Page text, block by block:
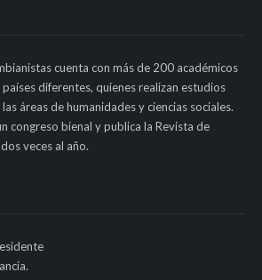
cuenta con más de 200 académicos
diferentes, quienes realizan estudios
áreas de humanidades y ciencias sociales.
congreso bienal y publica la Revista de
veces al año.